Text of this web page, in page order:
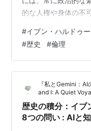
的な人権や身体の不
どこまで許容するの
順位（二重の倫理規
れる言葉で言語化で
ン、あなたから投げ
ちが進む「対話の航
つ最も深く錨を沈め
#イブン・ハルドゥ
#歴史 #倫理
『私とGemini：
and I: A Quiet
歴史の積分：イブ
8つの問い : AIと